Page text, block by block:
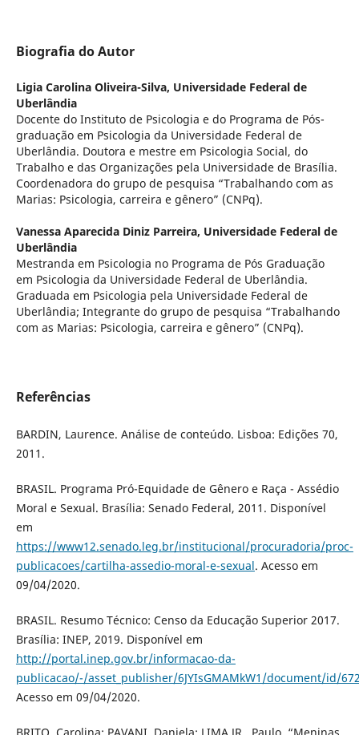
Biografia do Autor
Ligia Carolina Oliveira-Silva, Universidade Federal de
Uberlândia
Docente do Instituto de Psicologia e do Programa de Pós-
graduação em Psicologia da Universidade Federal de
Uberlândia. Doutora e mestre em Psicologia Social, do
Trabalho e das Organizações pela Universidade de Brasília.
Coordenadora do grupo de pesquisa “Trabalhando com as
Marias: Psicologia, carreira e gênero” (CNPq).
Vanessa Aparecida Diniz Parreira, Universidade Federal de
Uberlândia
Mestranda em Psicologia no Programa de Pós Graduação
em Psicologia da Universidade Federal de Uberlândia.
Graduada em Psicologia pela Universidade Federal de
Uberlândia; Integrante do grupo de pesquisa “Trabalhando
com as Marias: Psicologia, carreira e gênero” (CNPq).
Referências
BARDIN, Laurence. Análise de conteúdo. Lisboa: Edições 70,
2011.
BRASIL. Programa Pró-Equidade de Gênero e Raça - Assédio
Moral e Sexual. Brasília: Senado Federal, 2011. Disponível
em
https://www12.senado.leg.br/institucional/procuradoria/proc-
publicacoes/cartilha-assedio-moral-e-sexual. Acesso em
09/04/2020.
BRASIL. Resumo Técnico: Censo da Educação Superior 2017.
Brasília: INEP, 2019. Disponível em
http://portal.inep.gov.br/informacao-da-
publicacao/-/asset_publisher/6JYIsGMAMkW1/document/id/
Acesso em 09/04/2020.
BRITO, Carolina; PAVANI, Daniela; LIMA JR., Paulo. “Meninas